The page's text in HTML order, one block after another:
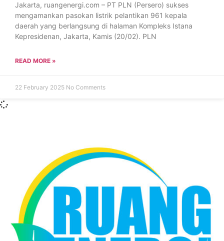
Jakarta, ruangenergi.com – PT PLN (Persero) sukses
mengamankan pasokan listrik pelantikan 961 kepala
daerah yang berlangsung di halaman Kompleks Istana
Kepresidenan, Jakarta, Kamis (20/02). PLN
READ MORE »
22 February 2025 No Comments